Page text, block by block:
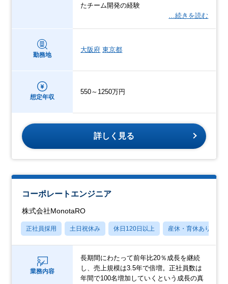
たチーム開発の経験
…続きを読む
勤務地
大阪府 東京都
想定年収
550～1250万円
詳しく見る
コーポレートエンジニア
株式会社MonotaRO
正社員採用 土日祝休み 休日120日以上 産休・育休あり
業務内容
長期間にわたって前年比20％成長を継続
し、売上規模は3.5年で倍増。正社員数は
年間で100名増加していくという成長の真